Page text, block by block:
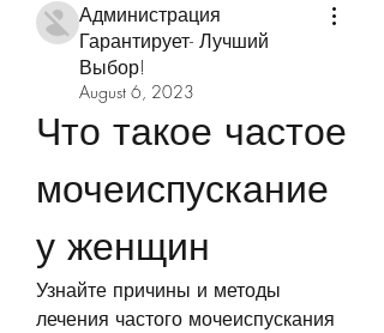
Администрация
Гарантирует- Лучший
Выбор!
August 6, 2023
Что такое частое
мочеиспускание
у женщин
Узнайте причины и методы
лечения частого мочеиспускания